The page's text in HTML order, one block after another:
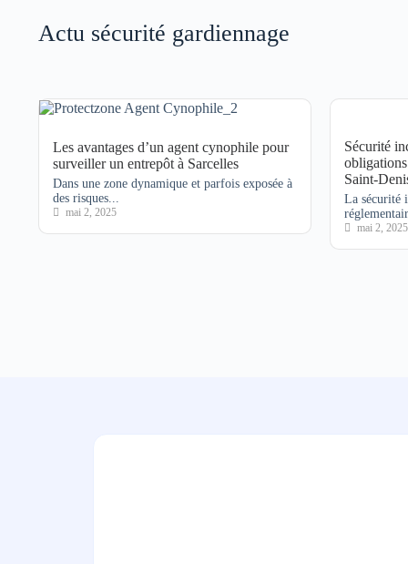
Actu sécurité gardiennage
Les avantages d’un agent cynophile pour
surveiller un entrepôt à Sarcelles
Dans une zone dynamique et parfois exposée à
des risques...
mai 2, 2025
Sécurité
Saint-
La sécurité
mai 2, 2025